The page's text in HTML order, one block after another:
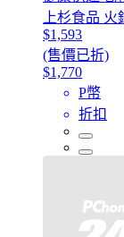
上杉食品
$1,593
(售價已折)
$1,770
P幣
折扣